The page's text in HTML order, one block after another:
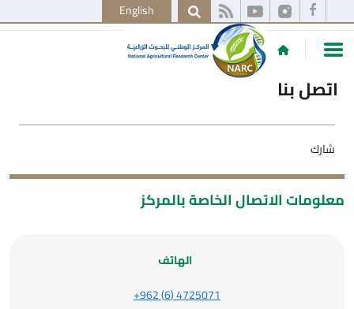
English
اتصل بنا
شارك
معلومات الاتصال الخاصة بالمركز
الهاتف
4725071 (6) 962+